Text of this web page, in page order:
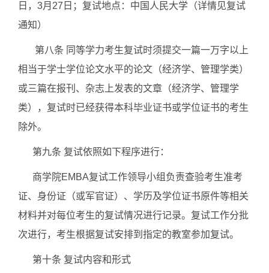
日，3月27日；复试地点：中国人民大学（详情见复试
通知）
第八条 同等学力考生复试时须提交一篇一万字以上
相当于学士学位论文水平的论文（经济学、管理学类）
或三篇在报刊、杂志上发表的文章（经济学、管理学
类），复试时已经获得本科毕业证书或学位证书的考生
除外。
第九条 复试依照如下程序进行：
商学院EMBA复试工作领导小组负责查验考生准考
证、身份证（或军官证）、学历及学位证书原件等相关
材料并对每位考生的复试情况进行记录。复试工作分批
次进行，考生根据复试安排到指定的教室参加复试。
第十条 复试内容和形式